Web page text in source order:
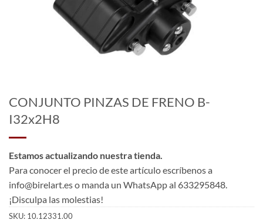
CONJUNTO PINZAS DE FRENO B-
I32x2H8
Estamos actualizando nuestra tienda.
Para conocer el precio de este artículo escríbenos a
info@birelart.es o manda un WhatsApp al 633295848.
¡Disculpa las molestias!
SKU: 10.12331.00